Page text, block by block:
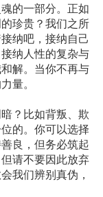
的一部分。正如
珍贵？我们之所
纳吧，接纳自己
纳人性的复杂与
解。当你不再与
量。
？比如背叛、欺
的。你可以选择
良，但务必筑起
请不要因此放弃
我们辨别真伪，